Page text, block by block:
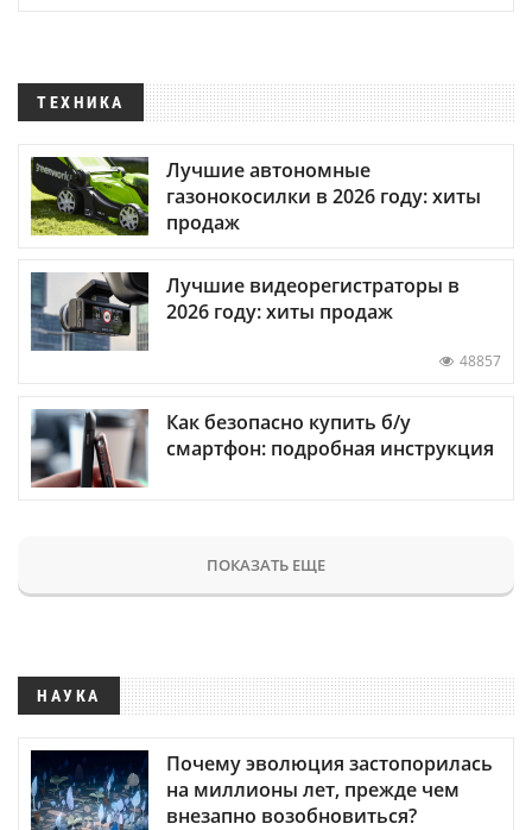
ТЕХНИКА
Лучшие автономные
газонокосилки в 2026 году: хиты
продаж
Лучшие видеорегистраторы в
2026 году: хиты продаж
48857
Как безопасно купить б/у
смартфон: подробная инструкция
ПОКАЗАТЬ ЕЩЕ
НАУКА
Почему эволюция застопорилась
на миллионы лет, прежде чем
внезапно возобновиться?